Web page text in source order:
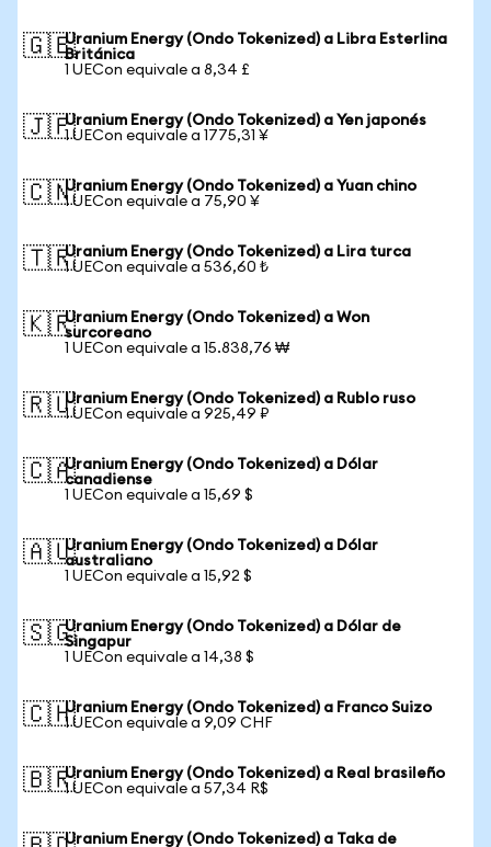
🇬🇧Uranium Energy (Ondo Tokenized) a Libra Esterlina
Británica
1 UECon equivale a 8,34 £
🇯🇵Uranium Energy (Ondo Tokenized) a Yen japonés
1 UECon equivale a 1775,31 ¥
🇨🇳Uranium Energy (Ondo Tokenized) a Yuan chino
1 UECon equivale a 75,90 ¥
🇹🇷Uranium Energy (Ondo Tokenized) a Lira turca
1 UECon equivale a 536,60 ₺
🇰🇷Uranium Energy (Ondo Tokenized) a Won
surcoreano
1 UECon equivale a 15.838,76 ₩
🇷🇺Uranium Energy (Ondo Tokenized) a Rublo ruso
1 UECon equivale a 925,49 ₽
🇨🇦Uranium Energy (Ondo Tokenized) a Dólar
canadiense
1 UECon equivale a 15,69 $
🇦🇺Uranium Energy (Ondo Tokenized) a Dólar
australiano
1 UECon equivale a 15,92 $
🇸🇬Uranium Energy (Ondo Tokenized) a Dólar de
Singapur
1 UECon equivale a 14,38 $
🇨🇭Uranium Energy (Ondo Tokenized) a Franco Suizo
1 UECon equivale a 9,09 CHF
🇧🇷Uranium Energy (Ondo Tokenized) a Real brasileño
1 UECon equivale a 57,34 R$
Uranium Energy (Ondo Tokenized) a Taka de